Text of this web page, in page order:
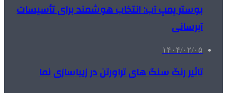
بوستر پمپ آب: انتخاب هوشمند برای تأسیسات
آبرسانی
۱۴۰۴/۰۲/۰۵
تاثیر رنگ سنگ های تراورتن در زیباسازی نما